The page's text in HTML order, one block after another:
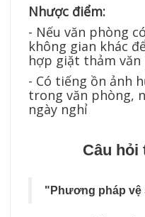
Nhược điểm:
- Nếu văn phòng
không gian khác
hợp giặt thảm văn
- Có tiếng ồn ảnh
trong văn phòng,
ngày nghỉ
Câu
"Phương pháp vệ